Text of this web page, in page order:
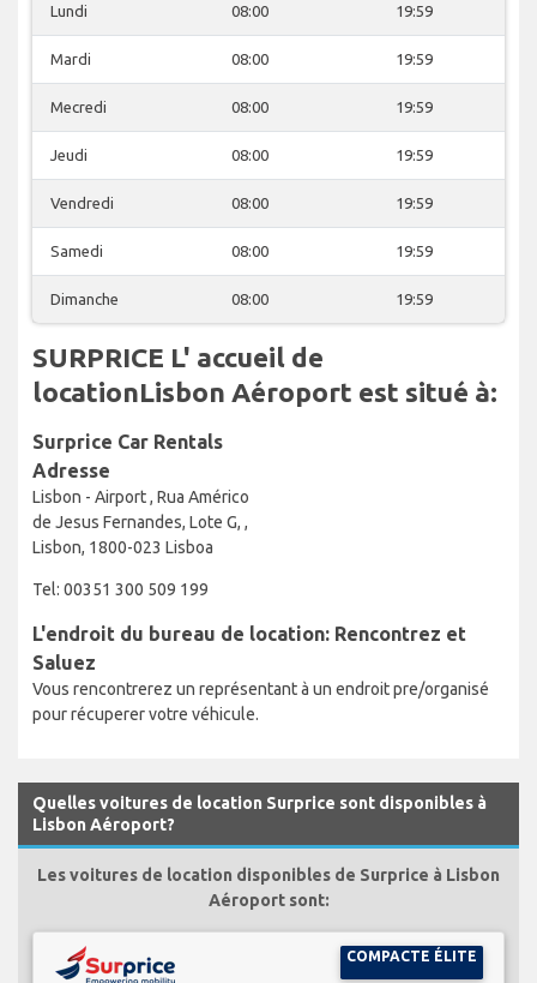
Lundi 08:00 19:59
Mardi 08:00 19:59
Mecredi 08:00 19:59
Jeudi 08:00 19:59
Vendredi 08:00 19:59
Samedi 08:00 19:59
Dimanche 08:00 19:59
SURPRICE L' accueil de
locationLisbon Aéroport est situé à:
Surprice Car Rentals
Adresse
Lisbon - Airport , Rua Américo
de Jesus Fernandes, Lote G, ,
Lisbon, 1800-023 Lisboa
Tel: 00351 300 509 199
L'endroit du bureau de location: Rencontrez et
Saluez
Vous rencontrerez un représentant à un endroit pre/organisé
pour récuperer votre véhicule.
Quelles voitures de location Surprice sont disponibles à
Lisbon Aéroport?
Les voitures de location disponibles de Surprice à Lisbon
Aéroport sont:
COMPACTE ÉLITE